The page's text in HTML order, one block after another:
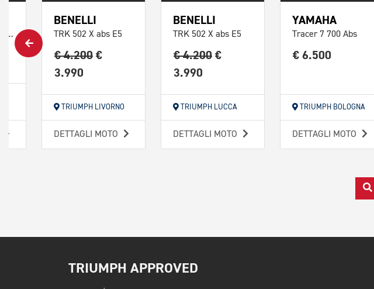
X Cape 650 cerchi a raggi Abs
BENELLI
TRK 502 X abs E5
€ 4.200 €
3.990
TRIUMPH LIVORNO
DETTAGLI MOTO
BENELLI
TRK 502 X abs E5
€ 4.200 €
3.990
TRIUMPH LUCCA
DETTAGLI MOTO
YAMAHA
Tracer 7 700 Abs
€ 6.500
TRIUMPH BOLOGNA
DETTAGLI MOTO
TRIUMPH APPROVED